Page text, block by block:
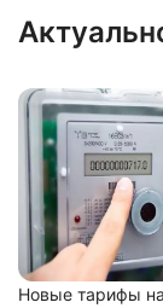
Новые тарифы